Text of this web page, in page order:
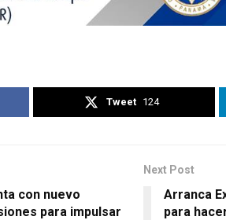
Tweet 124
con nuevo
para impulsar
Next Post
Arranca
para